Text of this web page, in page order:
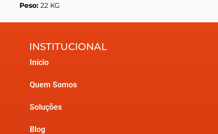
Peso: 22 KG
INSTITUCIONAL
Início
Quem Somos
Soluções
Blog